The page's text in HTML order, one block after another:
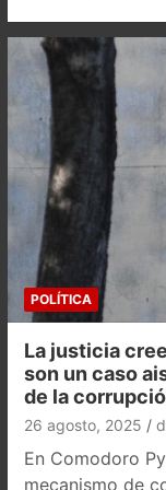
POLÍTICA
La justicia
son un caso
de la
26 agosto, 2025
En Comodoro
mecanismo de